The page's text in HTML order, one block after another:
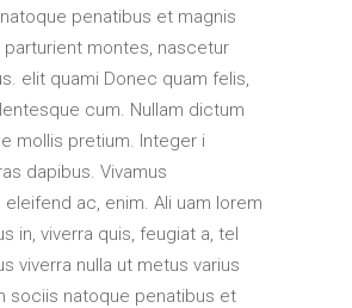
penatibus et magnis
montes, nascetur
elit quami Donec quam felis,
cum. Nullam dictum
mollis pretium. Integer i
dapibus. Vivamus
eleifend ac, enim. Ali uam lorem
in, viverra quis, feugiat a, tel
viverra nulla ut metus varius
sociis natoque penatibus et